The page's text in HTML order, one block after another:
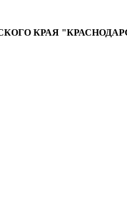
КРАЯ